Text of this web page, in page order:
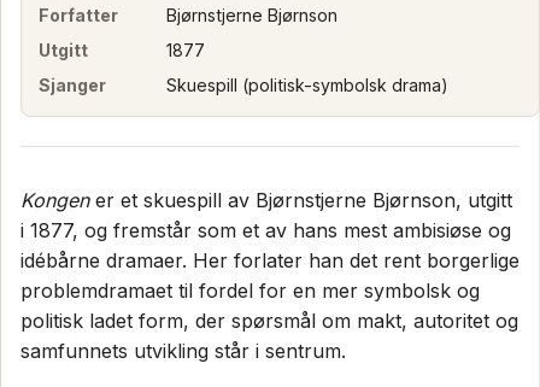
Forfatter
Bjørnstjerne Bjørnson
Utgitt
1877
Sjanger
Skuespill (politisk-symbolsk drama)
Kongener et skuespill av Bjørnstjerne Bjørnson, utgitt
i 1877, og fremstår som et av hans mest ambisiøse og
idébårne dramaer. Her forlater han det rent borgerlige
problemdramaet til fordel for en mer symbolsk og
politisk ladet form, der spørsmål om makt, autoritet og
samfunnets utvikling står i sentrum.